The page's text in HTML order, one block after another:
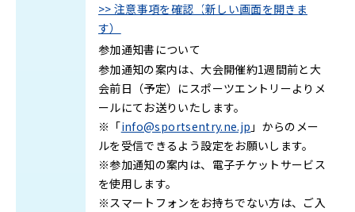
>> 注意事項を確認（新しい画面を開きま
す）
参加通知書について
参加通知の案内は、大会開催約1週間前と大
会前日（予定）にスポーツエントリーよりメ
ールにてお送りいたします。
※「info@sportsentry.ne.jp 」からのメー
ルを受信できるよう設定をお願いします。
※参加通知の案内は、電子チケットサービス
を使用します。
※スマートフォンをお持ちでない方は、ご入